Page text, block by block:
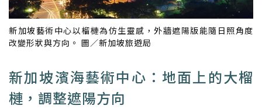
新加坡藝術中心以榴槤為仿生靈感，外牆遮陽版能隨日照角度
改變形狀與方向。 圖／新加坡旅遊局
新加坡濱海藝術中心：地面上的大榴
槤，調整遮陽方向